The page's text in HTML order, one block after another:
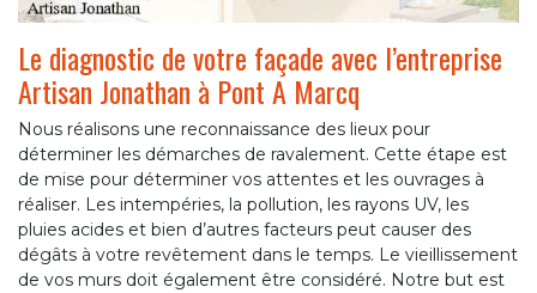
Le diagnostic de votre façade avec l’entreprise
Artisan Jonathan à Pont A Marcq
Nous réalisons une reconnaissance des lieux pour
déterminer les démarches de ravalement. Cette étape est
de mise pour déterminer vos attentes et les ouvrages à
réaliser. Les intempéries, la pollution, les rayons UV, les
pluies acides et bien d’autres facteurs peut causer des
dégâts à votre revêtement dans le temps. Le vieillissement
de vos murs doit également être considéré. Notre but est